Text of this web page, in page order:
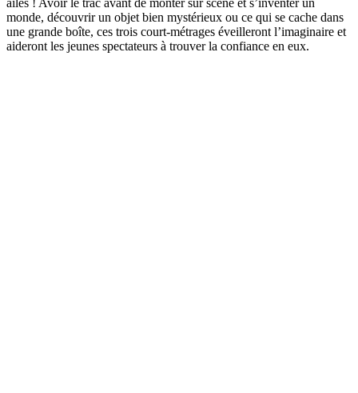
monde, découvrir un objet bien mystérieux ou ce qui se cache dans
une grande boîte, ces trois court-métrages éveilleront l’imaginaire et
aideront les jeunes spectateurs à trouver la confiance en eux.